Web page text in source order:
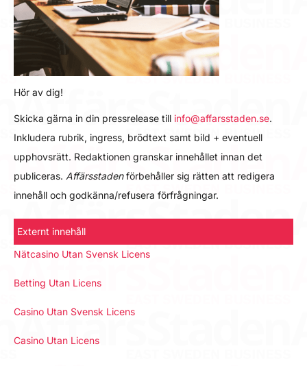
Hör av dig!
Skicka gärna in din pressrelease till info@affarsstaden.se.
Inkludera rubrik, ingress, brödtext samt bild + eventuell
upphovsrätt. Redaktionen granskar innehållet innan det
publiceras. Affärsstadenförbehåller sig rätten att redigera
innehåll och godkänna/refusera förfrågningar.
Externt innehåll
Nätcasino Utan Svensk Licens
Betting Utan Licens
Casino Utan Svensk Licens
Casino Utan Licens